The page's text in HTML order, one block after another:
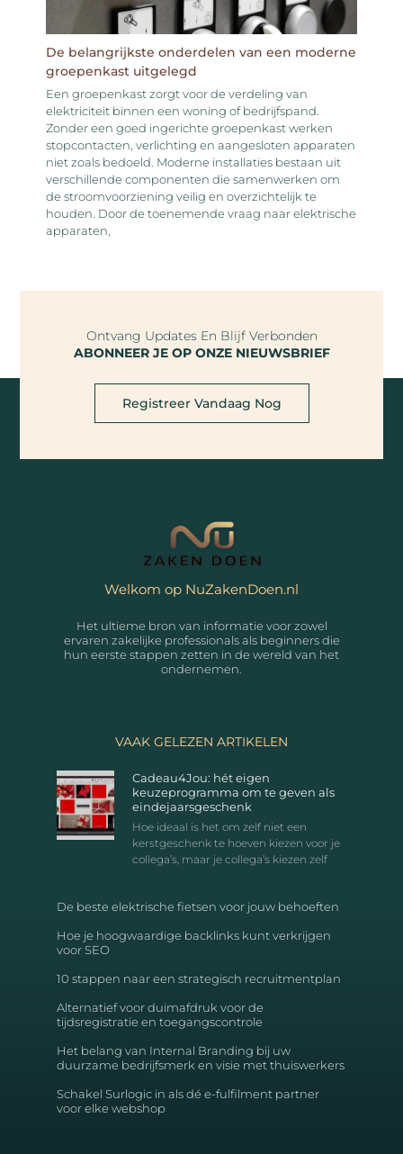
De belangrijkste onderdelen van een moderne
groepenkast uitgelegd
Een groepenkast zorgt voor de verdeling van
elektriciteit binnen een woning of bedrijfspand.
Zonder een goed ingerichte groepenkast werken
stopcontacten, verlichting en aangesloten apparaten
niet zoals bedoeld. Moderne installaties bestaan uit
verschillende componenten die samenwerken om
de stroomvoorziening veilig en overzichtelijk te
houden. Door de toenemende vraag naar elektrische
apparaten,
Ontvang Updates En Blijf Verbonden
ABONNEER JE OP ONZE NIEUWSBRIEF
Registreer Vandaag Nog
Welkom op NuZakenDoen.nl
Het ultieme bron van informatie voor zowel
ervaren zakelijke professionals als beginners die
hun eerste stappen zetten in de wereld van het
ondernemen.
VAAK GELEZEN ARTIKELEN
Cadeau4Jou: hét eigen
keuzeprogramma om te geven als
eindejaarsgeschenk
Hoe ideaal is het om zelf niet een
kerstgeschenk te hoeven kiezen voor je
collega’s, maar je collega’s kiezen zelf
De beste elektrische fietsen voor jouw behoeften
Hoe je hoogwaardige backlinks kunt verkrijgen
voor SEO
10 stappen naar een strategisch recruitmentplan
Alternatief voor duimafdruk voor de
tijdsregistratie en toegangscontrole
Het belang van Internal Branding bij uw
duurzame bedrijfsmerk en visie met thuiswerkers
Schakel Surlogic in als dé e-fulfilment partner
voor elke webshop